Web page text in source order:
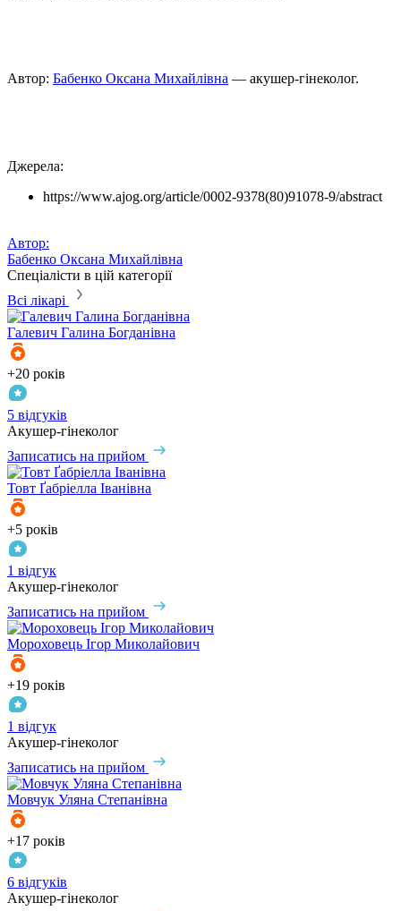
Автор: Бабенко Оксана Михайлівна — акушер-гінеколог.
Джерела:
https://www.ajog.org/article/0002-9378(80)91078-9/abstract
Автор:
Бабенко Оксана Михайлівна
Спеціалісти в цій категорії
Всі лікарі
Галевич Галина Богданівна
+20 років
5 відгуків
Акушер-гінеколог
Записатись на прийом
Товт Ґабріелла Іванівна
+5 років
1 відгук
Акушер-гінеколог
Записатись на прийом
Мороховець Ігор Миколайович
+19 років
1 відгук
Акушер-гінеколог
Записатись на прийом
Мовчук Уляна Степанівна
+17 років
6 відгуків
Акушер-гінеколог